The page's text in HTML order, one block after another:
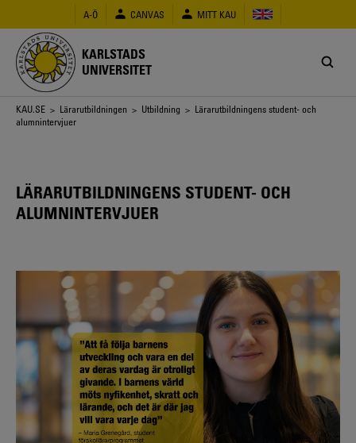
huvudinnehåll
A-Ö CANVAS MITT KAU
KARLSTADS
UNIVERSITET
Länkstig
KAU.SE > Lärarutbildningen > Utbildning > Lärarutbildningens student- och
alumnintervjuer
LÄRARUTBILDNINGENS STUDENT- OCH
ALUMNINTERVJUER